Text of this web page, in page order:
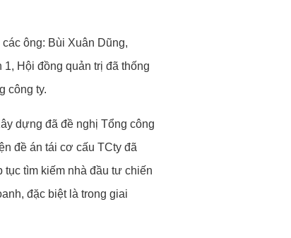
ông: Bùi Xuân Dũng,
Hội đồng quản trị đã thống
công ty.
dựng đã đề nghị Tổng công
đề án tái cơ cấu TCty đã
tìm kiếm nhà đầu tư chiến
đặc biệt là trong giai